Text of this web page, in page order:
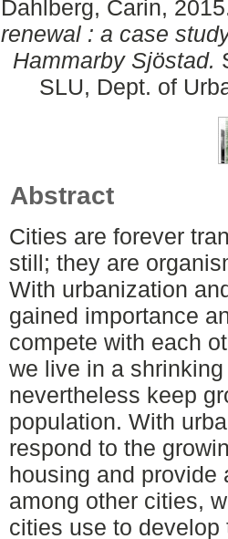
Dahlberg, Carin,
renewal : a case
Hammarby Sjöstad.
SLU, Dept. of
Abstract
Cities are forever
still; they are
With urbanization
gained importance
compete with each
we live in a
nevertheless keep
population. With
respond to the
housing and provide
among other cities,
cities use to